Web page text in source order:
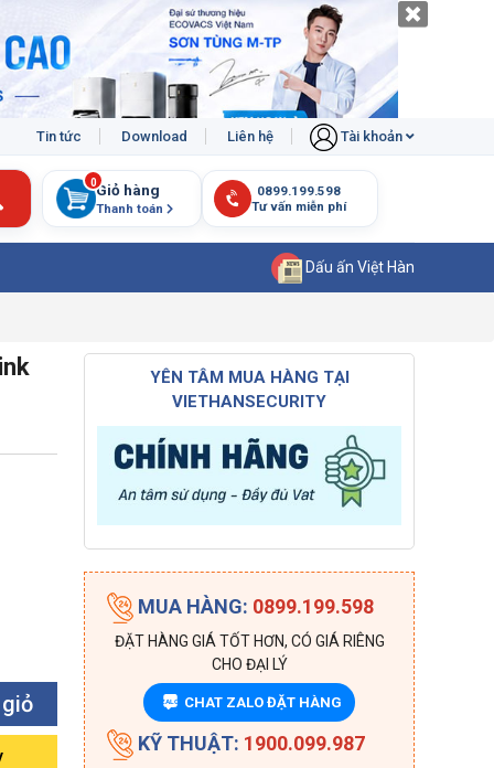
Tin tức Download Liên hệ Tài khoản
Giỏ hàng
Thanh toán
0
Dấu ấn Việt Hàn
YÊN TÂM MUA HÀNG TẠI
VIETHANSECURITY
MUA HÀNG: 0899.199.598
ĐẶT HÀNG GIÁ TỐT HƠN, CÓ GIÁ RIÊNG
CHO ĐẠI LÝ
ZALO CHAT ZALO ĐẶT HÀNG
KỸ THUẬT: 1900.099.987